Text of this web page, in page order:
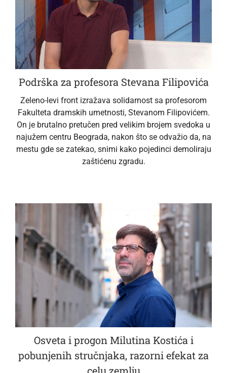
Podrška za profesora Stevana Filipovića
Zeleno-levi front izražava solidarnost sa profesorom
Fakulteta dramskih umetnosti, Stevanom Filipovićem.
On je brutalno pretučen pred velikim brojem svedoka u
najužem centru Beograda, nakon što se odvažio da, na
mestu gde se zatekao, snimi kako pojedinci demoliraju
zaštićenu zgradu.
Osveta i progon Milutina Kostića i
pobunjenih stručnjaka, razorni efekat za
celu zemlju